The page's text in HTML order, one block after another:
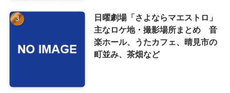
日曜劇場「さよならマエストロ」
主なロケ地・撮影場所まとめ 音
楽ホール、うたカフェ、晴見市の
町並み、茶畑など